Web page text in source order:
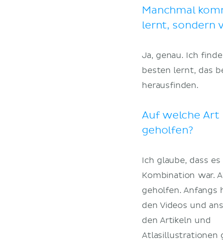
Manchmal
lernt, sondern
Ja, genau. Ich
besten lernt, das
herausfinden.
Auf welche Art
geholfen?
Ich glaube, dass
Kombination war.
geholfen. Anfangs
den Videos und
den Artikeln und
Atlasillustrationen